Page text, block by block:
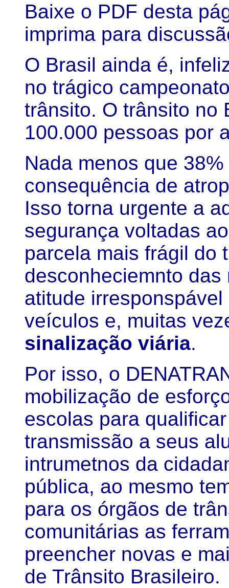
Baixe o PDF desta
imprima para
O Brasil ainda é,
no trágico
trânsito. O trânsito no
100.000 pessoas por
Nada menos que
consequência de
Isso torna urgente a
segurança voltadas
parcela mais frágil do
desconheciemnto
atitude
veículos e, muitas
sinalização viária.
Por isso, o
mobilização de
escolas para
transmissão a seus
intrumetnos da
pública, ao mesmo
para os órgãos de
comunitárias as
preencher novas e
de Trânsito Brasileiro.